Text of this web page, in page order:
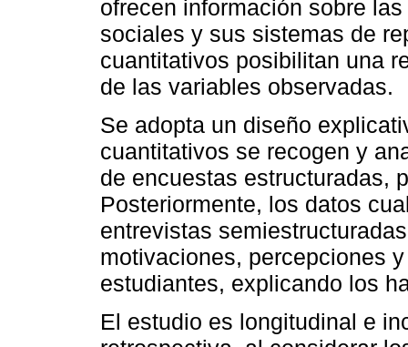
ofrecen información sobre
sociales y sus sistemas de
cuantitativos posibilitan una
de las variables observadas.
Se adopta un diseño
cuantitativos se recogen y
de encuestas estructuradas,
Posteriormente, los datos
entrevistas
motivaciones, percepciones
estudiantes, explicando los
El estudio es longitudinal e